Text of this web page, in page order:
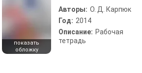
показать
обложку
Авторы: О. Д. Карпюк
Год: 2014
Описание: Рабочая
тетрадь